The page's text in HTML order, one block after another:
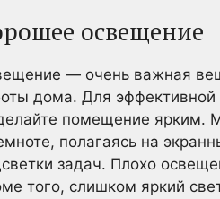
освещение
— очень важная
дома. Для эффективной
помещение ярким.
полагаясь на
задач. Плохо
того, слишком яркий